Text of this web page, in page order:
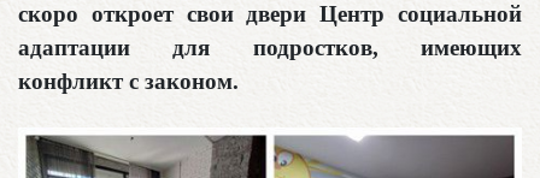
скоро откроет свои двери Центр социальной
адаптации для подростков, имеющих
конфликт с законом.